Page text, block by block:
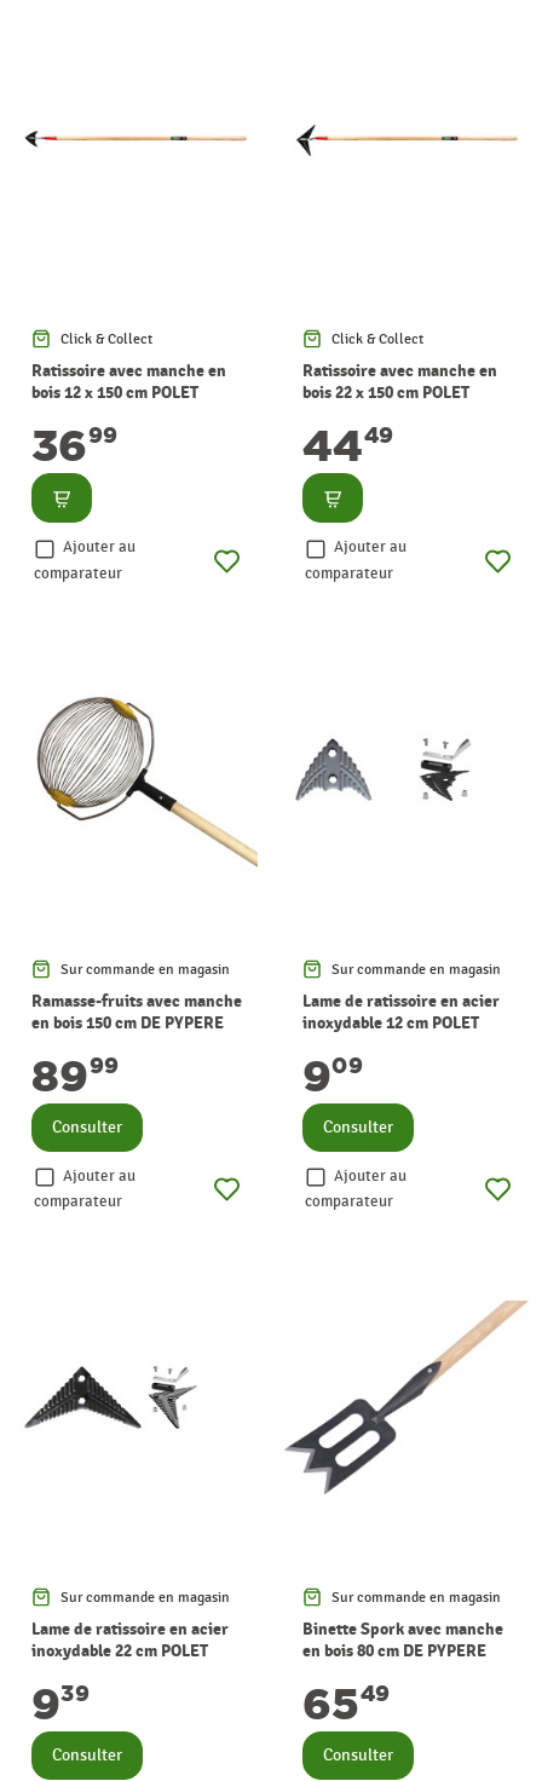
Click & Collect
Ratissoire avec manche en
bois 12 x 150 cm POLET
3699
Consulter
Ajouter au
comparateur
Click & Collect
Ratissoire avec manche en
bois 22 x 150 cm POLET
4449
Consulter
Ajouter au
comparateur
Sur commande en magasin
Ramasse-fruits avec manche
en bois 150 cm DE PYPERE
8999
Consulter
Ajouter au
comparateur
Sur commande en magasin
Lame de ratissoire en acier
inoxydable 12 cm POLET
909
Consulter
Ajouter au
comparateur
Sur commande en magasin
Lame de ratissoire en acier
inoxydable 22 cm POLET
939
Consulter
Sur commande en magasin
Binette Spork avec manche
en bois 80 cm DE PYPERE
6549
Consulter